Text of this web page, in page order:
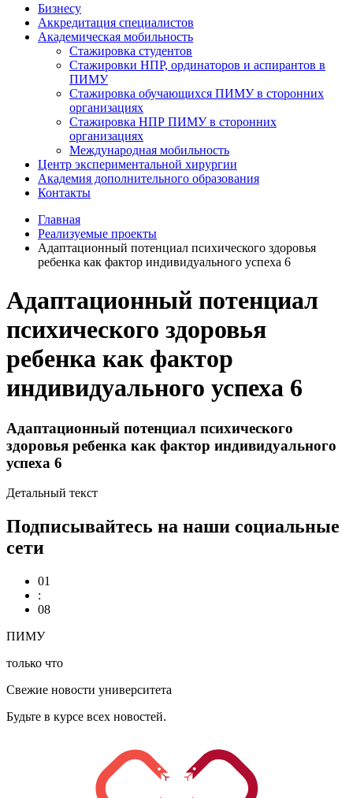
Бизнесу
Аккредитация специалистов
Академическая мобильность
Стажировка студентов
Стажировки НПР, ординаторов и аспирантов в
ПИМУ
Стажировка обучающихся ПИМУ в сторонних
организациях
Стажировка НПР ПИМУ в сторонних
организациях
Международная мобильность
Центр экспериментальной хирургии
Академия дополнительного образования
Контакты
Главная
Реализуемые проекты
Адаптационный потенциал психического здоровья
ребенка как фактор индивидуального успеха 6
Адаптационный потенциал
психического здоровья
ребенка как фактор
индивидуального успеха 6
Адаптационный потенциал психического
здоровья ребенка как фактор индивидуального
успеха 6
Детальный текст
Подписывайтесь на наши социальные
сети
01
:
08
ПИМУ
только что
Свежие новости университета
Будьте в курсе всех новостей.